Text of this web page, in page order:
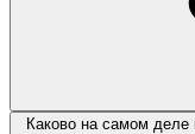
Каково на самом деле